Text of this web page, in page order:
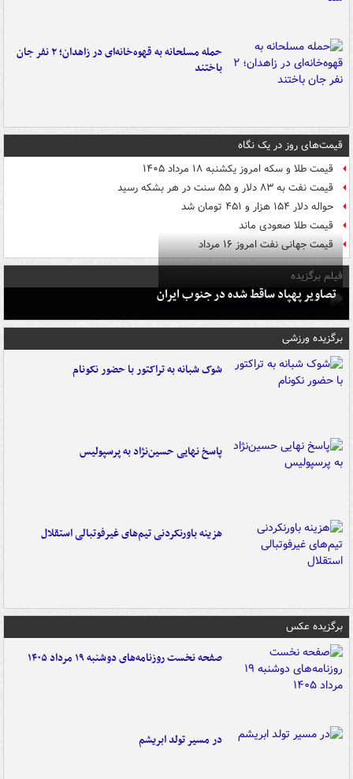
حمله مسلحانه به قهوه‌خانه‌ای در زاهدان؛ ۲ نفر جان
باختند
قیمت‌های روز در یک نگاه
قیمت طلا و سکه امروز یکشنبه ۱۸ مرداد ۱۴۰۵
قیمت نفت به ۸۳ دلار و ۵۵ سنت در هر بشکه رسید
حواله دلار ۱۵۴ هزار و ۴۵۱ تومان شد
قیمت طلا صعودی ماند
قیمت جهانی نفت امروز ۱۶ مرداد
فیلم برگزیده
تصاویر پهپاد ساقط شده در جنوب ایران
برگزیده ورزشی
شوک شبانه به تراکتور با حضور نکونام
پاسخ نهایی حسین‌نژاد به پرسپولیس
هزینه باورنکردنی تیم‌های غیرفوتبالی استقلال
برگزیده عکس
صفحه نخست روزنامه‌های دوشنبه ۱۹ مرداد ۱۴۰۵
در مسیر تولد ابریشم